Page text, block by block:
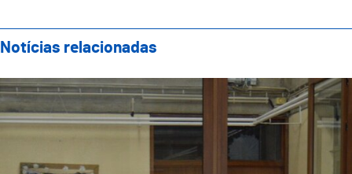
Notícias relacionadas
Showcooking Famílias: Evento Final do Projeto